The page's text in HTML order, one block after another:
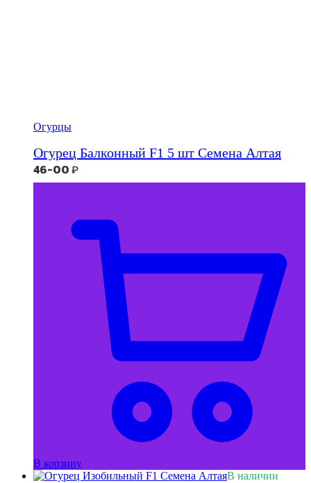
Огурцы
Огурец Балконный F1 5 шт Семена Алтая
46-00₽
В корзину
В наличии